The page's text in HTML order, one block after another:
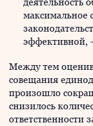
максимальное
эффективной,
Между тем
совещания
произошло
снизилось
ответственности